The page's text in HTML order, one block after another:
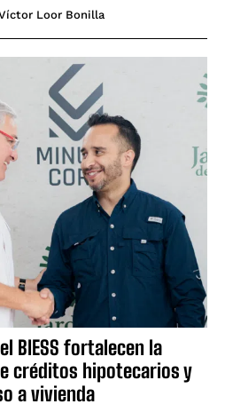
Loor Bonilla
BIESS fortalecen la
créditos hipotecarios y
a vivienda